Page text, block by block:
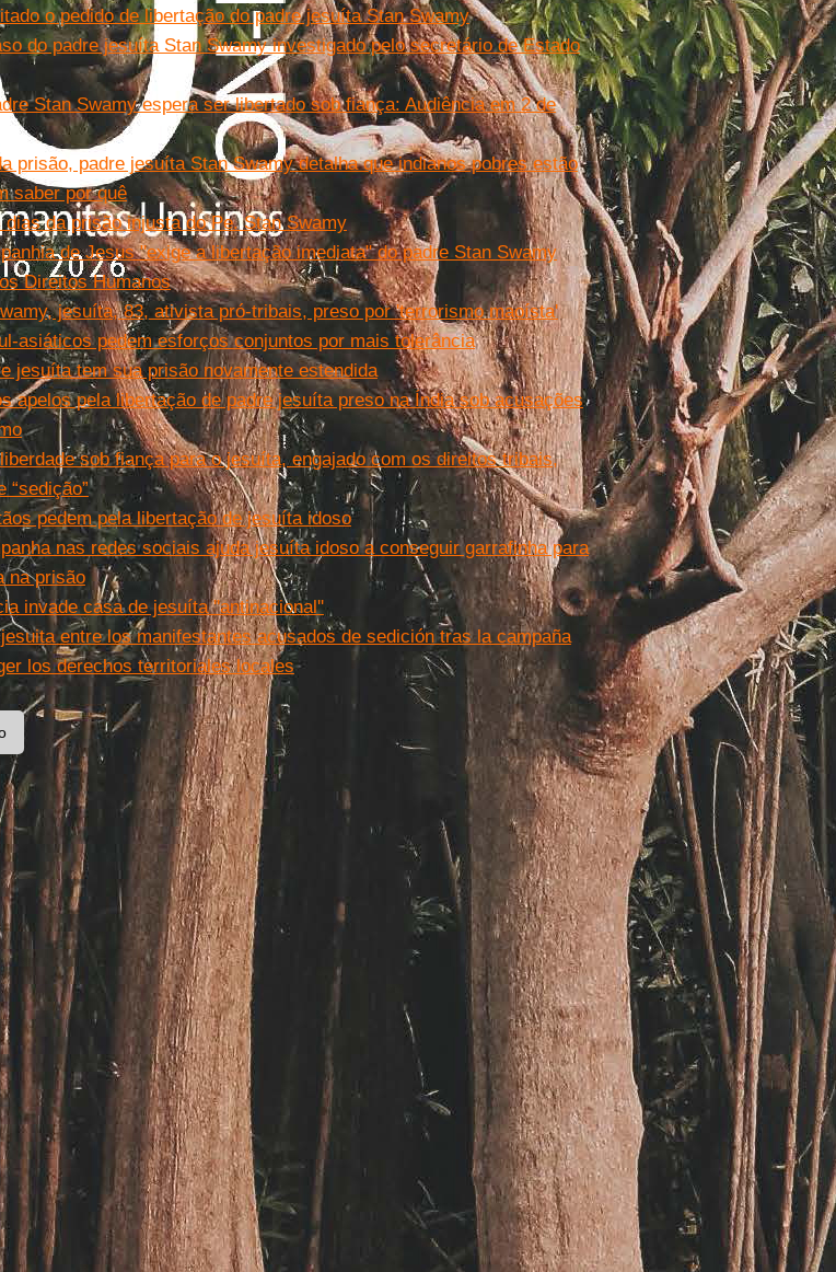
o pedido de libertação do padre jesuíta Stan Swamy
do padre jesuíta Stan Swamy investigado pelo secretário de Estado
Stan Swamy espera ser libertado sob fiança: Audiência em 2 de
prisão, padre jesuíta Stan Swamy detalha que indianos pobres estão
saber por quê
dias da prisão injusta do Pe. Stan Swamy
de Jesus "exige a libertação imediata" do padre Stan Swamy
Direitos Humanos
jesuíta, 83, ativista pró-tribais, preso por 'terrorismo maoísta'
asiáticos pedem esforços conjuntos por mais tolerância
jesuíta tem sua prisão novamente estendida
apelos pela libertação de padre jesuíta preso na Índia sob acusações
sob fiança para o jesuíta, engajado com os direitos tribais,
“sedição”
pedem pela libertação de jesuíta idoso
nas redes sociais ajuda jesuíta idoso a conseguir garrafinha para
na prisão
invade casa de jesuíta ''antinacional''
entre los manifestantes acusados ​​de sedición tras la campaña
los derechos territoriales locales